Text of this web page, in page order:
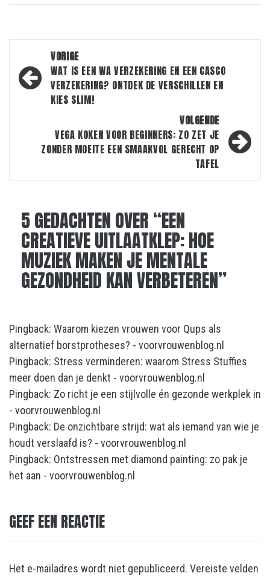
Bericht
navigatie
VORIGE
WAT IS EEN WA VERZEKERING EN EEN CASCO
VERZEKERING? ONTDEK DE VERSCHILLEN EN
KIES SLIM!
VOLGENDE
VEGA KOKEN VOOR BEGINNERS: ZO ZET JE
ZONDER MOEITE EEN SMAAKVOL GERECHT OP
TAFEL
5 GEDACHTEN OVER “EEN
CREATIEVE UITLAATKLEP: HOE
MUZIEK MAKEN JE MENTALE
GEZONDHEID KAN VERBETEREN”
Pingback: Waarom kiezen vrouwen voor Qups als
alternatief borstprotheses? - voorvrouwenblog.nl
Pingback: Stress verminderen: waarom Stress Stuffies
meer doen dan je denkt - voorvrouwenblog.nl
Pingback: Zo richt je een stijlvolle én gezonde werkplek in
- voorvrouwenblog.nl
Pingback: De onzichtbare strijd: wat als iemand van wie je
houdt verslaafd is? - voorvrouwenblog.nl
Pingback: Ontstressen met diamond painting: zo pak je
het aan - voorvrouwenblog.nl
GEEF EEN REACTIE
Het e-mailadres wordt niet gepubliceerd. Vereiste velden